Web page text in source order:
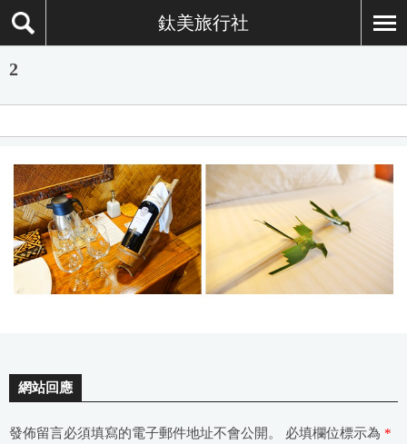
鈦美旅行社
2
網站回應
發佈留言必須填寫的電子郵件地址不會公開。 必填欄位標示為 *